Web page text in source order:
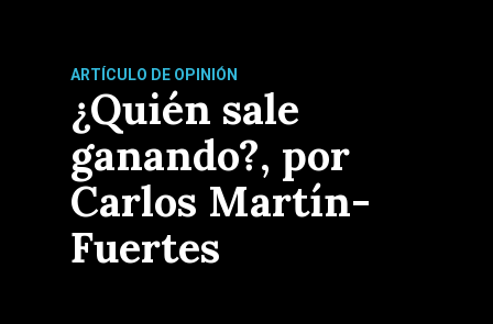
ARTÍCULO DE OPINIÓN
¿Quién sale
ganando?, por
Carlos Martín-
Fuertes